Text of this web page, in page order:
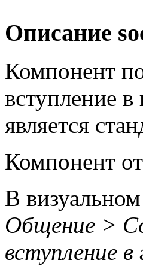
Описание
Компонент
вступление
является
Компонент
В
Общение >
вступление в